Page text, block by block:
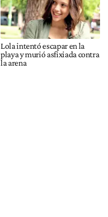
Lola intentó escapar en la
playa y murió asfixiada contra
la arena